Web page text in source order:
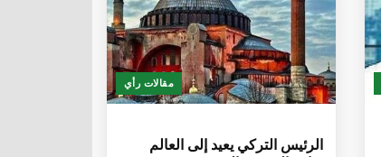
مقالات رأي
الرئيس التركي يعيد إلى العالم